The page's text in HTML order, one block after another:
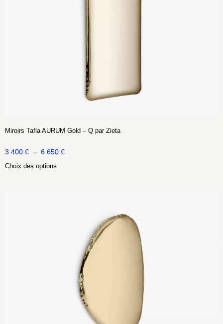
Miroirs Tafla AURUM Gold – Q par Zieta
3 400 € – 6 650 €
Choix des options